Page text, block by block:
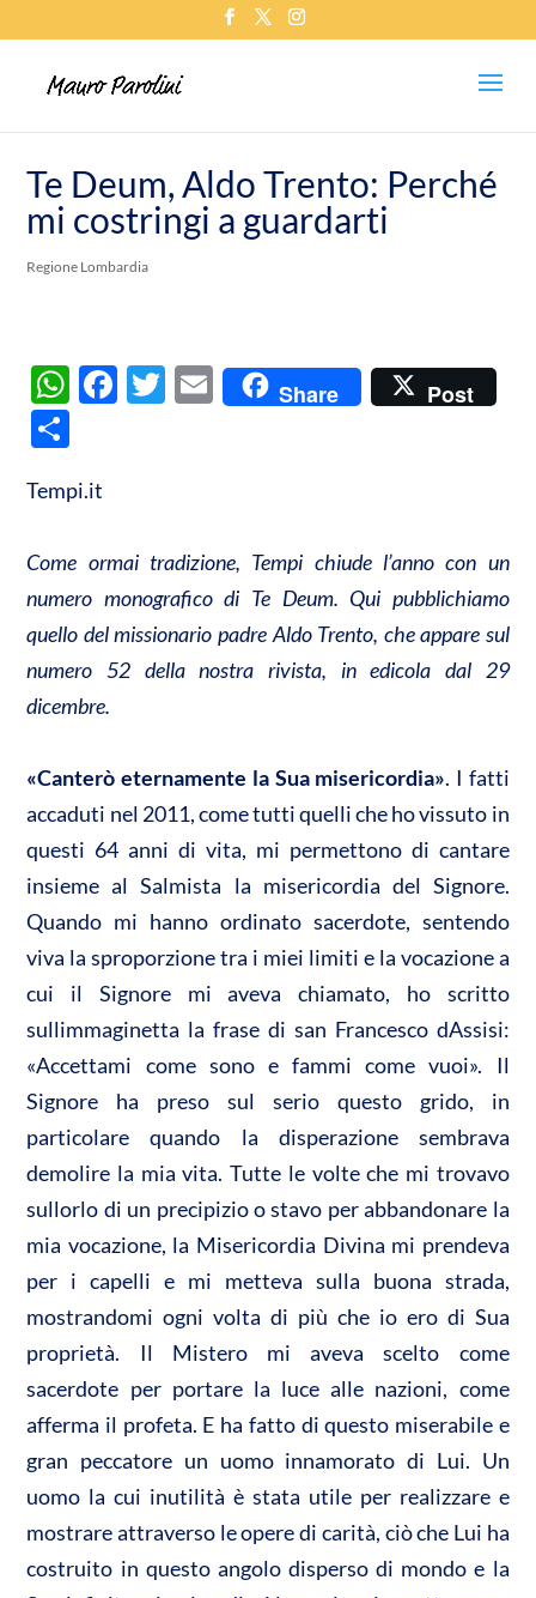
Te Deum, Aldo Trento: Perché
mi costringi a guardarti
Regione Lombardia
W
s
p
p
F
o
k
T
E
Share Post
n
vi
di
Tempi.it
Come ormai tradizione, Tempi chiude l’anno con un
numero monografico di Te Deum. Qui pubblichiamo
quello del missionario padre Aldo Trento, che appare sul
numero 52 della nostra rivista, in edicola dal 29
dicembre.
«Canterò eternamente la Sua misericordia». I fatti
accaduti nel 2011, come tutti quelli che ho vissuto in
questi 64 anni di vita, mi permettono di cantare
insieme al Salmista la misericordia del Signore.
Quando mi hanno ordinato sacerdote, sentendo
viva la sproporzione tra i miei limiti e la vocazione a
cui il Signore mi aveva chiamato, ho scritto
sullimmaginetta la frase di san Francesco dAssisi:
«Accettami come sono e fammi come vuoi». Il
Signore ha preso sul serio questo grido, in
particolare quando la disperazione sembrava
demolire la mia vita. Tutte le volte che mi trovavo
sullorlo di un precipizio o stavo per abbandonare la
mia vocazione, la Misericordia Divina mi prendeva
per i capelli e mi metteva sulla buona strada,
mostrandomi ogni volta di più che io ero di Sua
proprietà. Il Mistero mi aveva scelto come
sacerdote per portare la luce alle nazioni, come
afferma il profeta. E ha fatto di questo miserabile e
gran peccatore un uomo innamorato di Lui. Un
uomo la cui inutilità è stata utile per realizzare e
mostrare attraverso le opere di carità, ciò che Lui ha
costruito in questo angolo disperso di mondo e la